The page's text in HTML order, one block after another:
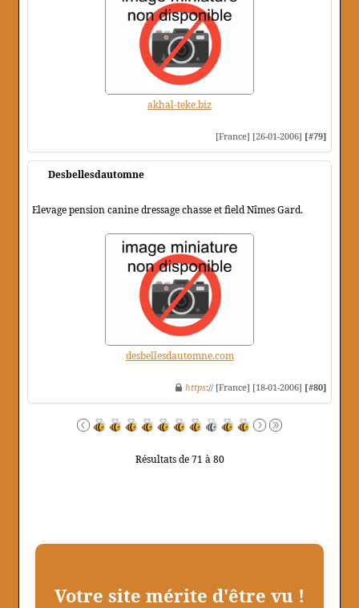
akhal-teke.biz
[France] [26-01-2006] [#79]
Desbellesdautomne
Elevage pension canine dressage chasse et field Nîmes Gard.
desbellesdautomne.com
https:// [France] [18-01-2006] [#80]
Résultats de 71 à 80
Votre site mérite d'être vu !